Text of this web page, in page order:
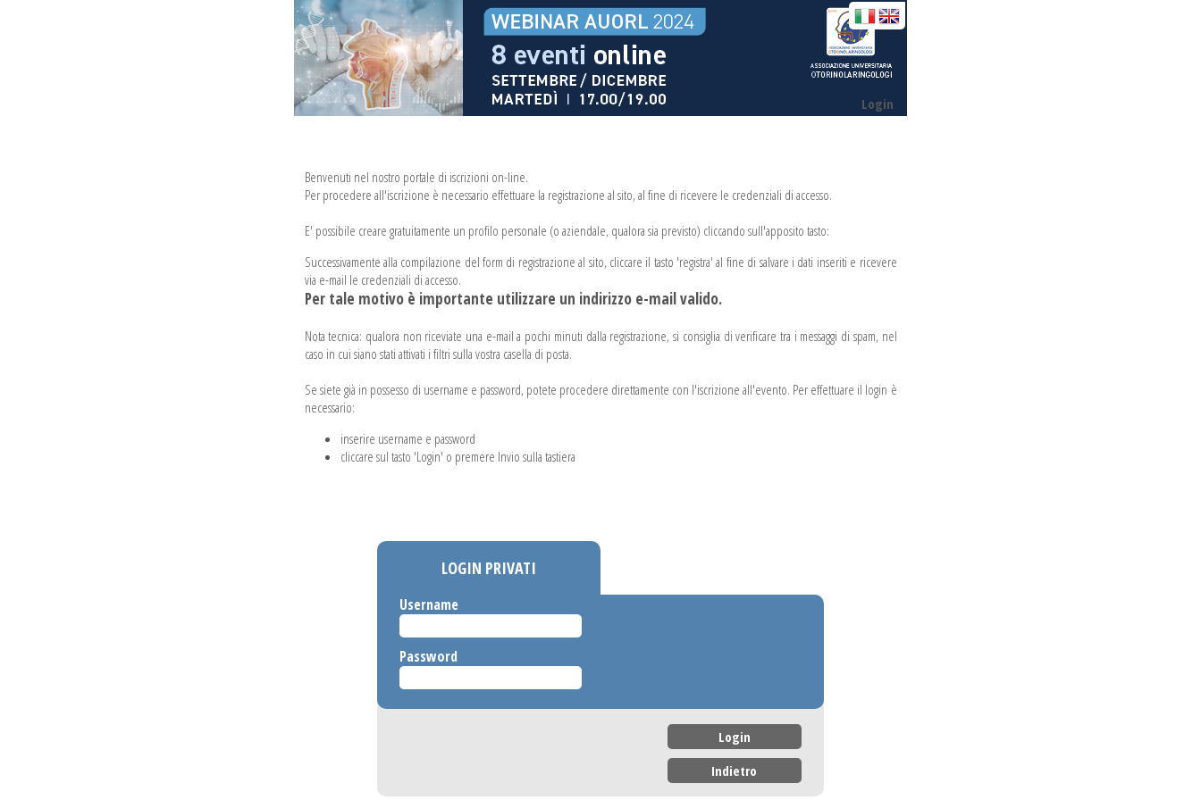
Login
Benvenuti nel nostro portale di iscrizioni on-line.
Per procedere all'iscrizione è necessario effettuare la registrazione al sito, al fine di ricevere le credenziali di accesso.
E' possibile creare gratuitamente un profilo personale (o aziendale, qualora sia previsto) cliccando sull'apposito tasto:
Successivamente alla compilazione del form di registrazione al sito, cliccare il tasto 'registra' al fine di salvare i dati inseriti e ricevere
via e-mail le credenziali di accesso.
Per tale motivo è importante utilizzare un indirizzo e-mail valido.
Nota tecnica: qualora non riceviate una e-mail a pochi minuti dalla registrazione, si consiglia di verificare tra i messaggi di spam, nel
caso in cui siano stati attivati i filtri sulla vostra casella di posta.
Se siete già in possesso di username e password, potete procedere direttamente con l'iscrizione all'evento. Per effettuare il login è
necessario:
inserire username e password
cliccare sul tasto 'Login' o premere Invio sulla tastiera
LOGIN PRIVATI
Username
Password
Login
Indietro